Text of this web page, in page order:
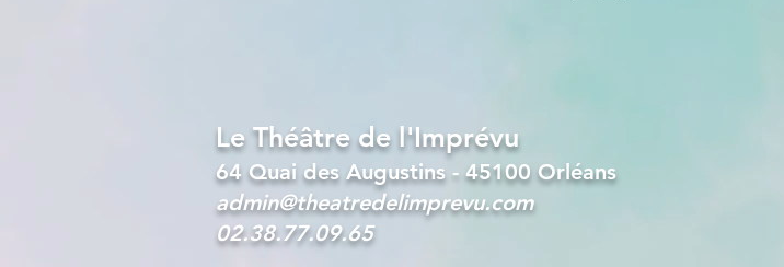
Le Théâtre de l'Imprévu
64 Quai des Augustins - 45100 Orléans
admin@theatredelimprevu.com
02.38.77.09.65​